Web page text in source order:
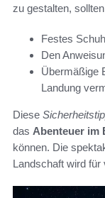
zu gestalten,
Festes
Den
Übermäßige
Landung
Diese
das Abenteuer im
können. Die
Landschaft wird für